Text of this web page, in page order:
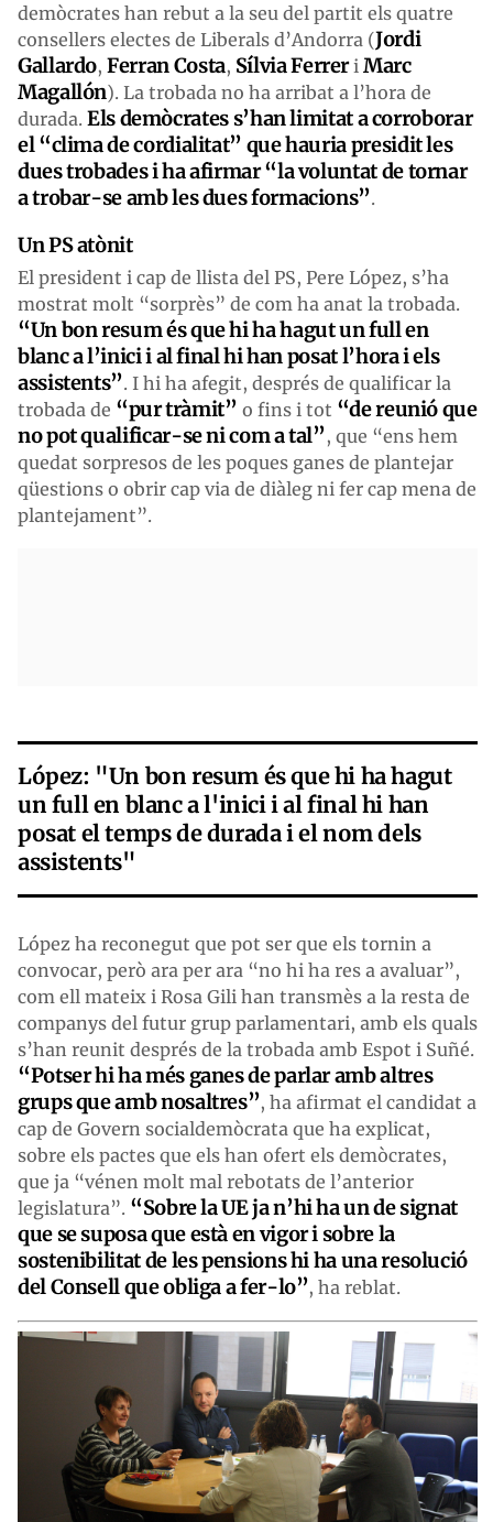
demòcrates han rebut a la seu del partit els quatre
consellers electes de Liberals d’Andorra (Jordi
Gallardo,Ferran Costa, Sílvia FerreriMarc
Magallón). La trobada no ha arribat a l’hora de
durada. Els demòcrates s’han limitat a corroborar
el “clima de cordialitat” que hauria presidit les
dues trobades i ha afirmar “la voluntat de tornar
a trobar-se amb les dues formacions”.
Un PS atònit
El president i cap de llista del PS, Pere López, s’ha
mostrat molt “sorprès” de com ha anat la trobada.
“Un bon resum és que hi ha hagut un full en
blanc a l’inici i al final hi han posat l’hora i els
assistents”. I hi ha afegit, després de qualificar la
trobada de “pur tràmit” o fins i tot “de reunió que
no pot qualificar-se ni com a tal”, que “ens hem
quedat sorpresos de les poques ganes de plantejar
qüestions o obrir cap via de diàleg ni fer cap mena de
plantejament”.
López: "Un bon resum és que hi ha hagut
un full en blanc a l'inici i al final hi han
posat el temps de durada i el nom dels
assistents"
López ha reconegut que pot ser que els tornin a
convocar, però ara per ara “no hi ha res a avaluar”,
com ell mateix i Rosa Gili han transmès a la resta de
companys del futur grup parlamentari, amb els quals
s’han reunit després de la trobada amb Espot i Suñé.
“Potser hi ha més ganes de parlar amb altres
grups que amb nosaltres”, ha afirmat el candidat a
cap de Govern socialdemòcrata que ha explicat,
sobre els pactes que els han ofert els demòcrates,
que ja “vénen molt mal rebotats de l’anterior
legislatura”. “Sobre la UE ja n’hi ha un de signat
que se suposa que està en vigor i sobre la
sostenibilitat de les pensions hi ha una resolució
del Consell que obliga a fer-lo”, ha reblat.